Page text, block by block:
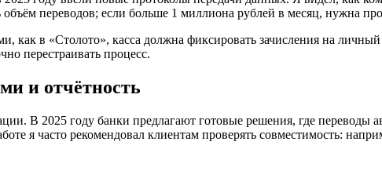
переводов; если больше 1 миллиона рублей в месяц, нужна
в «Столото», касса должна фиксировать зачисления на личный
перестраивать процесс.
и отчётность
В 2025 году банки предлагают готовые решения, где переводы
я часто рекомендовал клиентам проверять совместимость: